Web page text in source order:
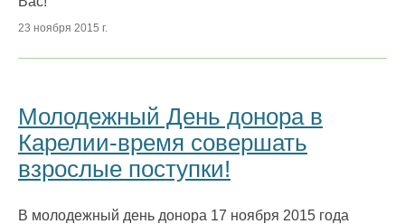
23 ноября 2015 г.
Молодежный День донора в
Карелии-время совершать
взрослые поступки!
В молодежный день донора 17 ноября 2015 года